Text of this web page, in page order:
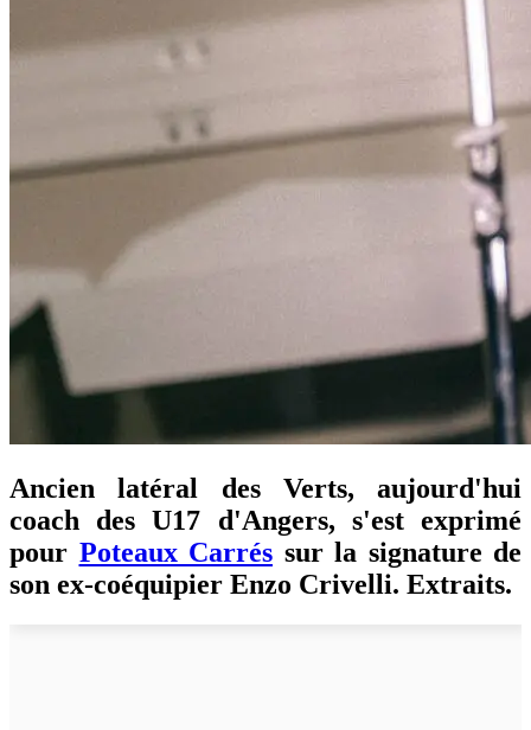
Ancien latéral des Verts, aujourd'hui
coach des U17 d'Angers, s'est exprimé
pour Poteaux Carrés sur la signature de
son ex-coéquipier Enzo Crivelli. Extraits.